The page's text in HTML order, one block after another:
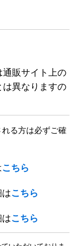
販サイト上の
異なりますの
る方は必ずご確
こちら
こちら
こちら